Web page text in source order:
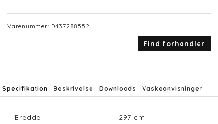
Varenummer: D437288552
Find forhandler
Specifikation Beskrivelse Downloads Vaskeanvisninger
Bredde 297 cm